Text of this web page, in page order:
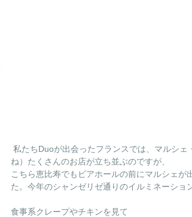
ね）たくさんのお店が立ち並ぶのですが、
こちら恵比寿でもビアホールの前にマルシェ
た。今年のシャンゼリゼ通りのイルミネーショ
食事系クレープやチキンを見て